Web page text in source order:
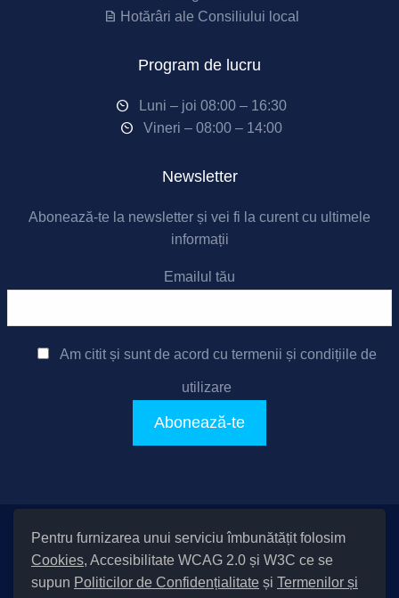
Pentru furnizarea unui serviciu îmbunătățit folosim
Cookies, Accesibilitate WCAG 2.0 și W3C ce se
supun Politicilor de Confidențialitate și Termenilor și
Hotărâri ale Consiliului local
Program de lucru
Luni – joi 08:00 – 16:30
Vineri – 08:00 – 14:00
Newsletter
Abonează-te la newsletter și vei fi la curent cu ultimele
informații
Emailul tău
Am citit și sunt de acord cu termenii și condițiile de
utilizare
Setări Cookies și Accesibilitate
Informare cu privire la prelucrarea datelor | Politică de utilizare